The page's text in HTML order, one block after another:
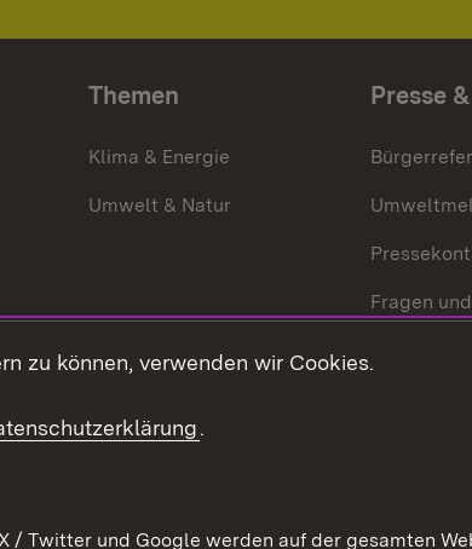
Themen
Klima & Energie
Umwelt & Natur
Presse
Fragen
zu können, verwenden wir Cookies.
.
Twitter und Google werden auf der gesamten